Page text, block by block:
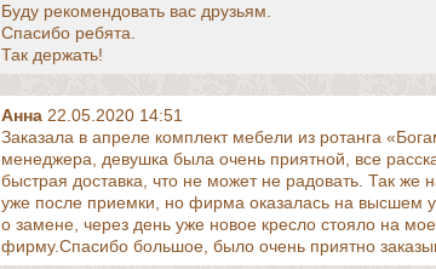
Буду рекомендовать вас друзьям.
Спасибо ребята.
Так держать!
Анна 22.05.2020 14:51
Заказала в апреле комплект мебели из ротанга
менеджера, девушка была очень приятной, все
быстрая доставка, что не может не радовать. Так
уже после приемки, но фирма оказалась на высшем
о замене, через день уже новое кресло стояло на
фирму.Спасибо большое, было очень приятно